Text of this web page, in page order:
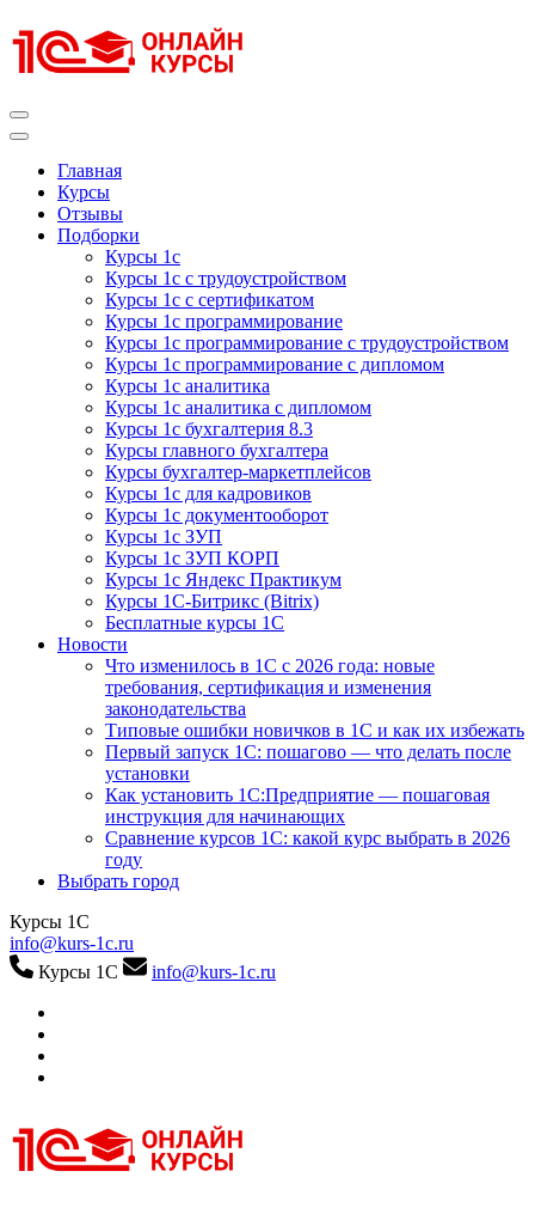
к
содержимому
Главная
Курсы
Отзывы
Подборки
Курсы 1с
Курсы 1с с трудоустройством
Курсы 1с с сертификатом
Курсы 1с программирование
Курсы 1с программирование с трудоустройством
Курсы 1с программирование с дипломом
Курсы 1с аналитика
Курсы 1с аналитика с дипломом
Курсы 1с бухгалтерия 8.3
Курсы главного бухгалтера
Курсы бухгалтер-маркетплейсов
Курсы 1с для кадровиков
Курсы 1с документооборот
Курсы 1с ЗУП
Курсы 1с ЗУП КОРП
Курсы 1с Яндекс Практикум
Курсы 1С-Битрикс (Bitrix)
Бесплатные курсы 1С
Новости
Что изменилось в 1С с 2026 года: новые
требования, сертификация и изменения
законодательства
Типовые ошибки новичков в 1С и как их избежать
Первый запуск 1С: пошагово — что делать после
установки
Как установить 1С:Предприятие — пошаговая
инструкция для начинающих
Сравнение курсов 1С: какой курс выбрать в 2026
году
Выбрать город
Курсы 1С
info@kurs-1c.ru
Курсы 1С
info@kurs-1c.ru